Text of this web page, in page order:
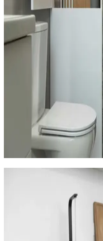
L'installation
appartements
La pose de filtres anti-
principale
Le détartrage de
L'installation de filtres à
Un adoucisseur réduit la
Résultat : moins de tartre sur
dure plus longtemps, du linge
irritée après la douche. Pour
Massane, un adoucisseur
compteur d'eau.
Devis gratuit et installation
étude de votre eau.
Votre plombier
est votre
plomberie aux Hauts de
toutes les résidences du